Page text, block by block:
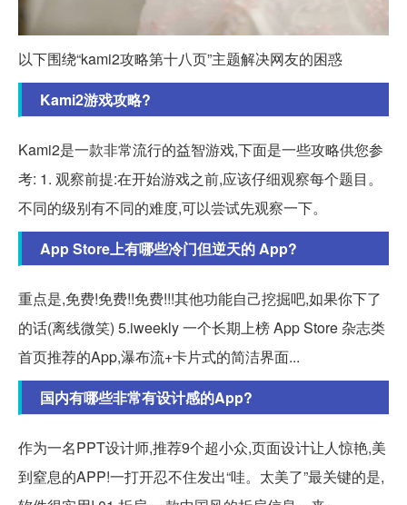
以下围绕“kami2攻略第十八页”主题解决网友的困惑
Kami2游戏攻略?
Kami2是一款非常流行的益智游戏,下面是一些攻略供您参
考: 1. 观察前提:在开始游戏之前,应该仔细观察每个题目。
不同的级别有不同的难度,可以尝试先观察一下。
App Store上有哪些冷门但逆天的 App?
重点是,免费!免费!!免费!!!其他功能自己挖掘吧,如果你下了
的话(离线微笑) 5.iweekly 一个长期上榜 App Store 杂志类
首页推荐的App,瀑布流+卡片式的简洁界面...
国内有哪些非常有设计感的App?
作为一名PPT设计师,推荐9个超小众,页面设计让人惊艳,美
到窒息的APP!一打开忍不住发出“哇。太美了”最关键的是,